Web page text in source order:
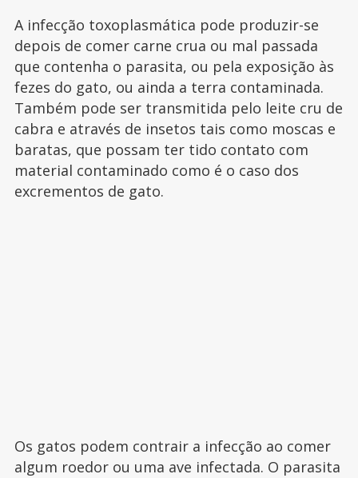
A infecção toxoplasmática pode produzir-se
depois de comer carne crua ou mal passada
que contenha o parasita, ou pela exposição às
fezes do gato, ou ainda a terra contaminada.
Também pode ser transmitida pelo leite cru de
cabra e através de insetos tais como moscas e
baratas, que possam ter tido contato com
material contaminado como é o caso dos
excrementos de gato.
Os gatos podem contrair a infecção ao comer
algum roedor ou uma ave infectada. O parasita